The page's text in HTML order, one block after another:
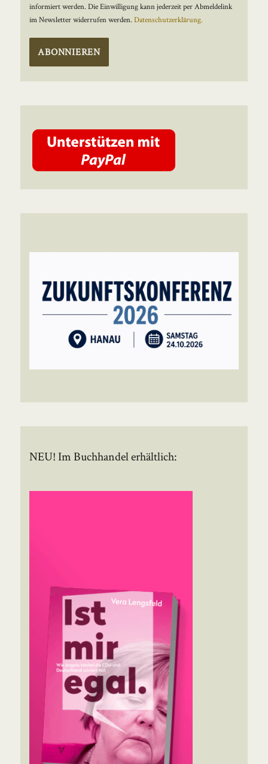
informiert werden. Die Einwilligung kann jederzeit per Abmeldelink
im Newsletter widerrufen werden.Datenschutzerklärung.
NEU! Im Buchhandel erhältlich: